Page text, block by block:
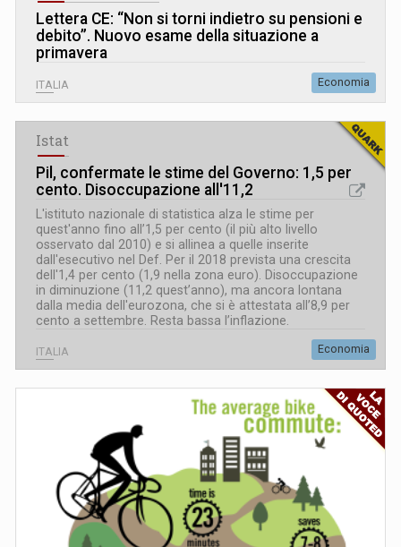
Lettera CE: “Non si torni indietro su pensioni e
debito”. Nuovo esame della situazione a
primavera
ITALIA Economia
Istat
Pil, confermate le stime del Governo: 1,5 per
cento. Disoccupazione all'11,2
L'istituto nazionale di statistica alza le stime per
quest'anno fino all’1,5 per cento (il più alto livello
osservato dal 2010) e si allinea a quelle inserite
dall'esecutivo nel Def. Per il 2018 prevista una crescita
dell'1,4 per cento (1,9 nella zona euro). Disoccupazione
in diminuzione (11,2 quest’anno), ma ancora lontana
dalla media dell'eurozona, che si è attestata all’8,9 per
cento a settembre. Resta bassa l’inflazione.
ITALIA Economia